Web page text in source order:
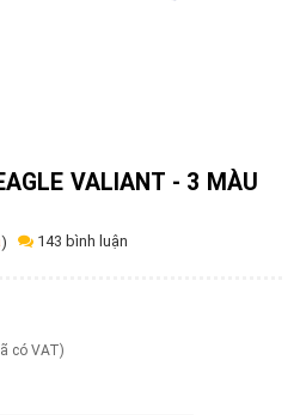
VALIANT - 3 MÀU
) 143 bình luận
có VAT)